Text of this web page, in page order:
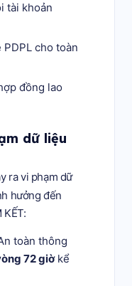
tài khoản
cho toàn
đồng lao
dữ liệu
ra vi phạm dữ
hưởng đến
KẾT:
toàn thông
72 giờkể